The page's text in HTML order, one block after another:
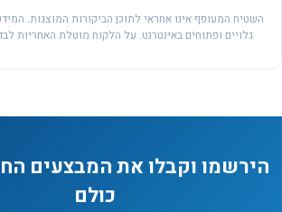
השטיח המעופף אינו אחראי לתוכן הביקורות המוצגות.
גלויים ופתוחים באינטרנט. על הלקוח מוטלת האחריות
הירשמו וקבלו את המבצעים
כולם